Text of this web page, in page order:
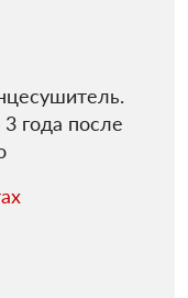
года после